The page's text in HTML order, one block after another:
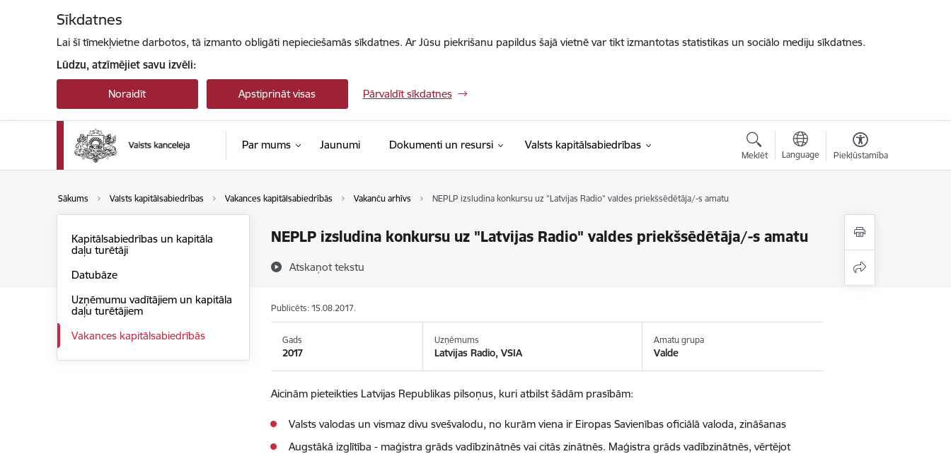
Sīkdatnes
Lai šī tīmekļvietne darbotos, tā izmanto obligāti nepieciešamās sīkdatnes. Ar Jūsu piekrišanu papildus šajā vietnē var tikt izmantotas statistikas un sociālo mediju sīkdatnes.
Lūdzu, atzīmējiet savu izvēli:
Noraidīt Apstiprināt visas Pārvaldīt sīkdatnes
Par mums Jaunumi Dokumenti un resursi Valsts kapitālsabiedrības
Meklēt Language Piekļūstamība
Sākums Valsts kapitālsabiedrības Vakances kapitālsabiedrībās Vakanču arhīvs NEPLP izsludina konkursu uz "Latvijas Radio" valdes priekšsēdētāja/-s amatu
NEPLP izsludina konkursu uz "Latvijas Radio" valdes priekšsēdētāja/-s amatu
Atskaņot tekstu
Kapitālsabiedrības un kapitāla
daļu turētāji
Datubāze
Uzņēmumu vadītājiem un kapitāla
daļu turētājiem
Vakances kapitālsabiedrībās
Publicēts: 15.08.2017.
Gads
2017
Uzņēmums
Latvijas Radio, VSIA
Amatu grupa
Valde
Aicinām pieteikties Latvijas Republikas pilsoņus, kuri atbilst šādām prasībām:
Valsts valodas un vismaz divu svešvalodu, no kurām viena ir Eiropas Savienības oficiālā valoda, zināšanas
Augstākā izglītība - maģistra grāds vadībzinātnēs vai citās zinātnēs. Maģistra grāds vadībzinātnēs, vērtējot